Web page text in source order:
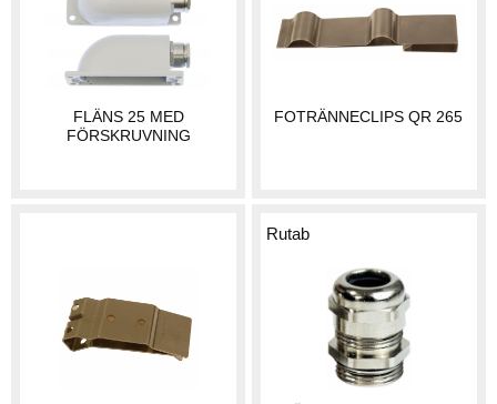
FLÄNS 25 MED
FÖRSKRUVNING
FOTRÄNNECLIPS QR 265
Rutab